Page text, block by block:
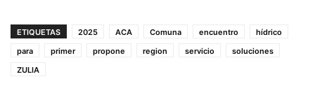
ETIQUETAS 2025 ACA Comuna encuentro
hídrico
para
primer propone region servicio
soluciones
ZULIA